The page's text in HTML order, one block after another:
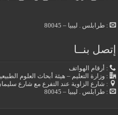
: طرابلس . ليبيا – 80045
إتصل بنــا
: أرقام الهواتف
: وزارة التعليم – هيئة أبحاث العلوم
: شارع الزاوية عند التفرع مع شارع
: طرابلس . ليبيا – 80045